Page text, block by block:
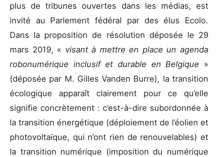
plus de tribunes ouvertes dans les médias, est
invité au Parlement fédéral par des élus Ecolo.
Dans la proposition de résolution déposée le 29
mars 2019, « visant à mettre en place un agenda
robonumérique inclusif et durable en Belgique »
(déposée par M. Gilles Vanden Burre), la transition
écologique apparaît clairement pour ce qu’elle
signifie concrètement : c’est-à-dire subordonnée à
la transition énergétique (déploiement de l’éolien et
photovoltaïque, qui n’ont rien de renouvelables) et
la transition numérique (imposition du numérique